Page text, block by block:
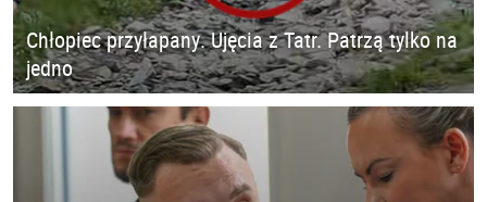
Chłopiec przyłapany. Ujęcia z Tatr. Patrzą tylko na
jedno